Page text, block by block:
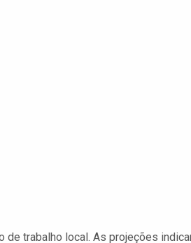
de trabalho local. As projeções